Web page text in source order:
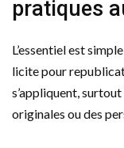
pratiques
L’essentiel est
licite pour
s’appliquent,
originales ou des